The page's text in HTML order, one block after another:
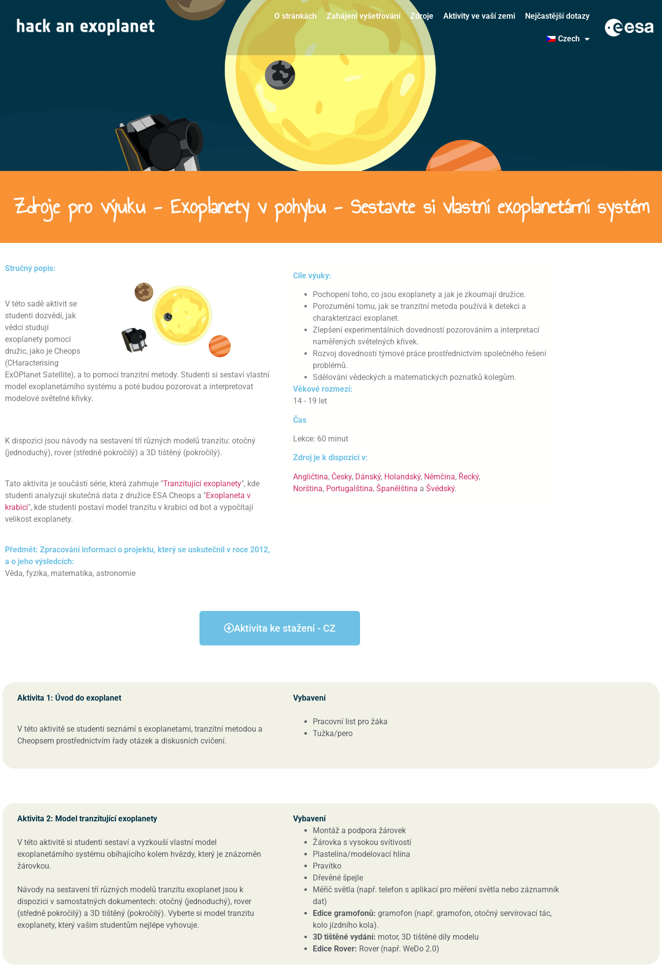
O stránkách Zahájení vyšetřování Zdroje Aktivity ve vaší zemi Nejčastější dotazy
Czech
Zdroje pro výuku - Exoplanety v pohybu - Sestavte si vlastní exoplanetární systém
Stručný popis:
V této sadě aktivit se
studenti dozvědí, jak
vědci studují
exoplanety pomocí
družic, jako je Cheops
(CHaracterising
ExOPlanet Satellite), a to pomocí tranzitní metody. Studenti si sestaví vlastní
model exoplanetárního systému a poté budou pozorovat a interpretovat
modelové světelné křivky.
K dispozici jsou návody na sestavení tří různých modelů tranzitu: otočný
(jednoduchý), rover (středně pokročilý) a 3D tištěný (pokročilý).
Tato aktivita je součástí série, která zahrnuje "Tranzitující exoplanety", kde
studenti analyzují skutečná data z družice ESA Cheops a "Exoplaneta v
krabici", kde studenti postaví model tranzitu v krabici od bot a vypočítají
velikost exoplanety.
Předmět: Zpracování informací o projektu, který se uskutečnil v roce 2012,
a o jeho výsledcích:
Věda, fyzika, matematika, astronomie
Cíle výuky:
Pochopení toho, co jsou exoplanety a jak je zkoumají družice.
Porozumění tomu, jak se tranzitní metoda používá k detekci a
charakterizaci exoplanet.
Zlepšení experimentálních dovedností pozorováním a interpretací
naměřených světelných křivek.
Rozvoj dovedností týmové práce prostřednictvím společného řešení
problémů.
Sdělování vědeckých a matematických poznatků kolegům.
Věkové rozmezí:
14 - 19 let
Čas
Lekce: 60 minut
Zdroj je k dispozici v:
Angličtina, Česky, Dánský, Holandský, Němčina, Řecký,
Norština, Portugalština, Španělština a Švédský.
Aktivita ke stažení - CZ
Aktivita 1: Úvod do exoplanet
V této aktivitě se studenti seznámí s exoplanetami, tranzitní metodou a
Cheopsem prostřednictvím řady otázek a diskusních cvičení.
Vybavení
Pracovní list pro žáka
Tužka/pero
Aktivita 2: Model tranzitující exoplanety
V této aktivitě si studenti sestaví a vyzkouší vlastní model
exoplanetárního systému obíhajícího kolem hvězdy, který je znázorněn
žárovkou.
Návody na sestavení tří různých modelů tranzitu exoplanet jsou k
dispozici v samostatných dokumentech: otočný (jednoduchý), rover
(středně pokročilý) a 3D tištěný (pokročilý). Vyberte si model tranzitu
exoplanety, který vašim studentům nejlépe vyhovuje.
Vybavení
Montáž a podpora žárovek
Žárovka s vysokou svítivostí
Plastelína/modelovací hlína
Pravítko
Dřevěné špejle
Měřič světla (např. telefon s aplikací pro měření světla nebo záznamník
dat)
Edice gramofonů: gramofon (např. gramofon, otočný servírovací tác,
kolo jízdního kola).
3D tištěné vydání: motor, 3D tištěné díly modelu
Edice Rover: Rover (např. WeDo 2.0)